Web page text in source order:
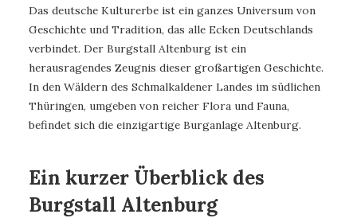
Das deutsche Kulturerbe ist ein ganzes Universum von
Geschichte und Tradition, das alle Ecken Deutschlands
verbindet. Der Burgstall Altenburg ist ein
herausragendes Zeugnis dieser großartigen Geschichte.
In den Wäldern des Schmalkaldener Landes im südlichen
Thüringen, umgeben von reicher Flora und Fauna,
befindet sich die einzigartige Burganlage Altenburg.
Ein kurzer Überblick des
Burgstall Altenburg